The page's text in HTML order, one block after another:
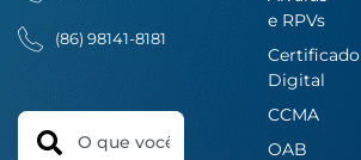
(86) 98141-8181
Search
e RPVs
Certificado
Digital
CCMA
OAB